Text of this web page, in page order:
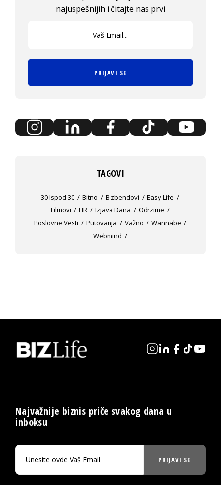
najuspešnijih i čitajte nas prvi
PRIJAVI SE
TAGOVI
30 Ispod 30 Bitno Bizbendovi
Easy Life
Filmovi
HR Izjava Dana
Odrzime
Poslovne Vesti
Putovanja Važno
Wannabe
Webmind
Najvažnije biznis priče svakog dana u
inboksu
PRIJAVI SE